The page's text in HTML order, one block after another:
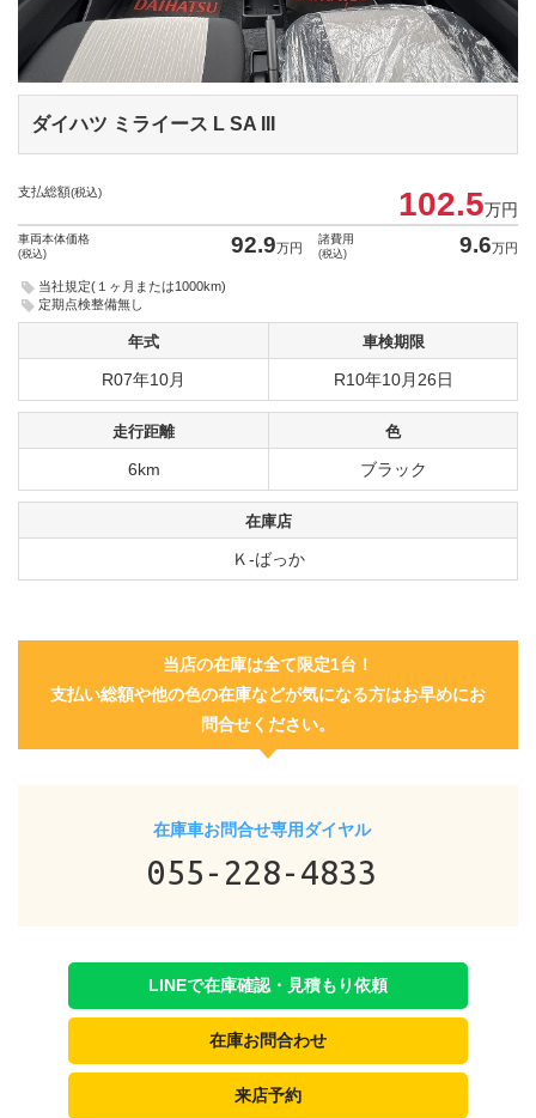
ダイハツ ミライース L SA III
支払総額(税込) 102.5万円
車両本体価格
(税込) 92.9万円
諸費用
(税込) 9.6万円
当社規定(１ヶ月または1000km)
定期点検整備無し
年式 車検期限
R07年10月 R10年10月26日
走行距離 色
6km ブラック
在庫店
Ｋ-ばっか
当店の在庫は全て限定1台！
支払い総額や他の色の在庫などが気になる方はお早めにお
問合せください。
在庫車お問合せ専用ダイヤル
055-228-4833
LINEで在庫確認・見積もり依頼
在庫お問合わせ
来店予約